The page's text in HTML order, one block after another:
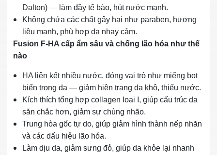
Dalton) — làm đầy tế bào, hút nước mạnh.
Không chứa các chất gây hại như paraben, hương
liệu mạnh, phù hợp da nhạy cảm.
Fusion F‑HA cấp ẩm sâu và chống lão hóa như thế
nào
HA liên kết nhiều nước, đóng vai trò như miếng bọt
biển trong da — giảm hiện trạng da khô, thiếu nước.
Kích thích tổng hợp collagen loại I, giúp cấu trúc da
săn chắc hơn, giảm sự chùng nhão.
Trung hòa gốc tự do, giúp giảm hình thành nếp nhăn
và các dấu hiệu lão hóa.
Làm dịu da, giảm sưng đỏ, giúp da khỏe lại nhanh